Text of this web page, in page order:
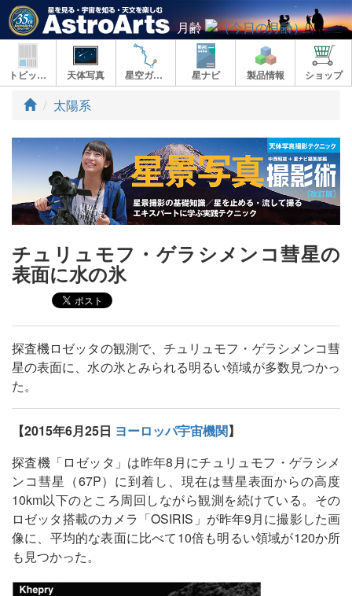
月齢
トピックス 天体写真 星空ガイド 星ナビ 製品情報 ショップ
ト
プ
太陽系
チュリュモフ・ゲラシメンコ彗星の
表面に水の氷
探査機ロゼッタの観測で、チュリュモフ・ゲラシメンコ彗
星の表面に、水の氷とみられる明るい領域が多数見つかっ
た。
【2015年6月25日 ヨーロッパ宇宙機関】
探査機「ロゼッタ」は昨年8月にチュリュモフ・ゲラシメ
ンコ彗星（67P）に到着し、現在は彗星表面からの高度
10km以下のところ周回しながら観測を続けている。その
ロゼッタ搭載のカメラ「OSIRIS」が昨年9月に撮影した画
像に、平均的な表面に比べて10倍も明るい領域が120か所
も見つかった。